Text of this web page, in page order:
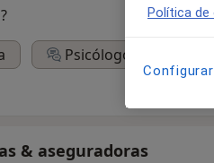
Psicólogo
& aseguradoras
Política de
Configurar